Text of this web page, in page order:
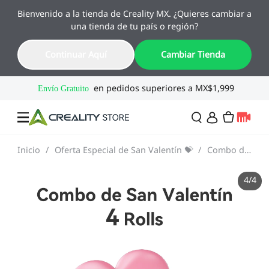
🔥 Ofertas de Regreso a Clases
Hasta 55% OFF · Del 1 al 25 de agosto
16 22
Hora
22
Min
41
Ofertas
Clases
Impresoras 3D
Inicio / Oferta Especial de San Valentín 💝 / Combo de San Valentín - 2/4/6 Rollos
4/4
Bienvenido a la tienda de Creality MX. ¿Quieres cambiar a
una tienda de tu país o región?
Cambiar Tienda